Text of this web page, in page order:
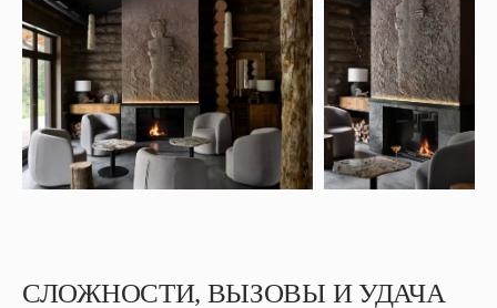
СЛОЖНОСТИ, ВЫЗОВЫ И УДАЧА